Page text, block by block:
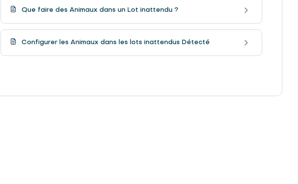
Que faire des Animaux dans un Lot inattendu ?
Configurer les Animaux dans les lots inattendus Détecté